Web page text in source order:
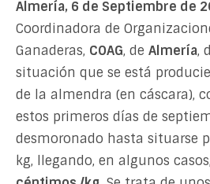
Almería, 6 de Septiembre de
Coordinadora de
Ganaderas, COAG, de Almería,
situación que se está
de la almendra (en cáscara),
estos primeros días de
desmoronado hasta situarse
kg, llegando, en algunos casos,